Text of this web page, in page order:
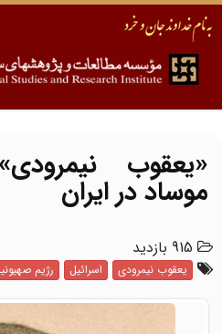
«یعقوب
موساد در ایران
915 بازدید
یعقوب نیمرودی اسرائیل رژیم